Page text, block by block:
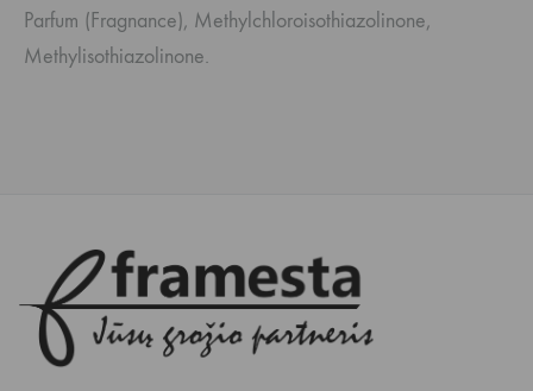
Parfum (Fragnance), Methylchloroisothiazolinone,
Methylisothiazolinone.